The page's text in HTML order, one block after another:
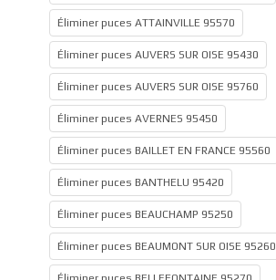
Éliminer puces ATTAINVILLE 95570
Éliminer puces AUVERS SUR OISE 95430
Éliminer puces AUVERS SUR OISE 95760
Éliminer puces AVERNES 95450
Éliminer puces BAILLET EN FRANCE 95560
Éliminer puces BANTHELU 95420
Éliminer puces BEAUCHAMP 95250
Éliminer puces BEAUMONT SUR OISE 95260